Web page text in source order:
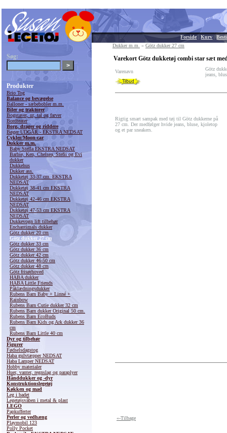
Forside|Kurv |
Søg:
Produkter
Brio Tog
Balance og bevægelse
Balloner - sæbebobler m.m.
Biler og traktorer
Bogstaver, ur, tal og farver
Bordteater
Borg, drager og riddere
Bøger UDGÅR - EKSTRA NEDSAT
Cykler/Moon-car
Dukker m.m.
Baby Stella EKSTRA NEDSAT
Barbie, Ken, Chelsea, Stefii og Evi
dukker
Dukkehus
Dukker ass.
Dukketøj 33-37 cm. EKSTRA
NEDSAT
Dukketøj 38-41 cm EKSTRA
NEDSAT
Dukketøj 42-46 cm EKSTRA
NEDSAT
Dukketøj 47-53 cm EKSTRA
NEDSAT
Dukkevogn lift tilbehør
Enchantimals dukker
Götz dukker 20 cm
Götz dukker 27 cm
Götz dukker 33 cm
Götz dukker 36 cm
Götz dukker 42 cm
Götz dukker 46-50 cm
Götz dukker 48 cm
Götz frisørhoved
HABA dukker
HABA Little Friends
Påklædningsdukker
Rubens Barn Baby + Linné +
Rainbow
Rubens Barn Cutie dukker 32 cm
Rubens Barn dukker Original 50 cm.
Rubens Barn EcoBuds
Rubens Barn Kids og Ark dukker 36
cm
Rubens Barn Little 40 cm
Dyr og tilbehør
Figurer
Fødselsdagstog
Haba gulvtæpper NEDSAT
Haba Lamper NEDSAT
Hobby materialer
Huer, vanter, regnslag og paraplyer
Hånddukker og -dyr
Konstruktionslegetøj
Køkken og mad
Leg i badet
Legetøjsvåben i metal & plast
LEGO
Papkufferter
Perler og vedhæng
Playmobil 123
Polly Pocket
Dukker m.m. » Götz dukker 27 cm
Varekort Götz dukketøj combi star sæt
Varenavn
Götz
jeans,
Rigtig smart sampak med tøj til Götz dukkerne på
27 cm. Der medfølger hvide jeans, bluse, kjoletop
og et par sneakers.
«-Tilbage